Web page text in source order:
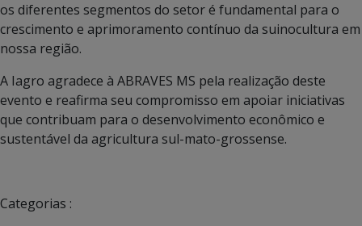
os diferentes segmentos do setor é fundamental para o
crescimento e aprimoramento contínuo da suinocultura em
nossa região.
A Iagro agradece à ABRAVES MS pela realização deste
evento e reafirma seu compromisso em apoiar iniciativas
que contribuam para o desenvolvimento econômico e
sustentável da agricultura sul-mato-grossense.
Categorias :